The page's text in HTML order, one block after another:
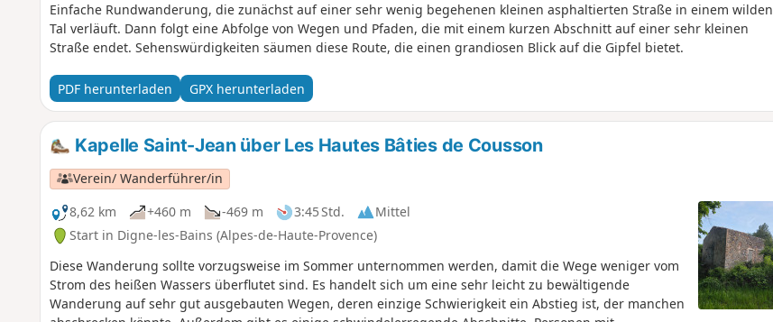
Einfache Rundwanderung, die zunächst auf einer sehr wenig begehenen kleinen asphaltierten Straße in einem wilden
Tal verläuft. Dann folgt eine Abfolge von Wegen und Pfaden, die mit einem kurzen Abschnitt auf einer sehr kleinen
Straße endet. Sehenswürdigkeiten säumen diese Route, die einen grandiosen Blick auf die Gipfel bietet.
PDF herunterladen GPX herunterladen
Kapelle Saint-Jean über Les Hautes Bâties de Cousson
Verein/ Wanderführer/in
8,62 km
+460 m -469 m 3:45 Std.
Mittel
Start in Digne-les-Bains (Alpes-de-Haute-Provence)
Diese Wanderung sollte vorzugsweise im Sommer unternommen werden, damit die Wege weniger vom
Strom des heißen Wassers überflutet sind. Es handelt sich um eine sehr leicht zu bewältigende
Wanderung auf sehr gut ausgebauten Wegen, deren einzige Schwierigkeit ein Abstieg ist, der manchen